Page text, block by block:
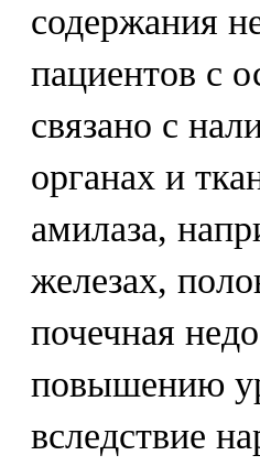
содержания
пациентов с
связано с
органах и
амилаза,
железах,
почечная
повышению
вследствие